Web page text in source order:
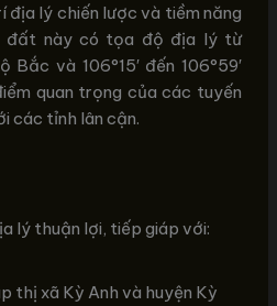
địa lý chiến lược và tiềm năng
đất này có tọa độ địa lý từ
Bắc và 106°15′ đến 106°59′
quan trọng của các tuyến
các tỉnh lân cận.
lý thuận lợi, tiếp giáp với:
thị xã Kỳ Anh và huyện Kỳ